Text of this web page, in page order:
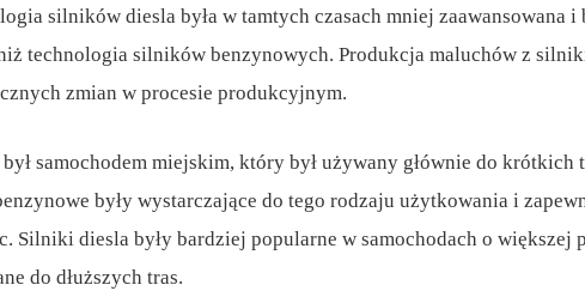
silników diesla była w tamtych czasach mniej zaawansowana i
technologia silników benzynowych. Produkcja maluchów z
zmian w procesie produkcyjnym.
samochodem miejskim, który był używany głównie do krótkich
były wystarczające do tego rodzaju użytkowania i
Silniki diesla były bardziej popularne w samochodach o większej
do dłuższych tras.